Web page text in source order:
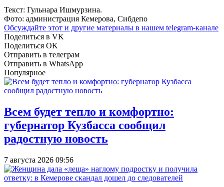
Текст: Гульнара Ишмурзина.
Фото: администрация Кемерова, Сибдепо
Обсуждайте этот и другие материалы в нашем telegram-канале
Поделиться в VK
Поделиться OK
Отправить в телеграм
Отправить в WhatsApp
Популярное
Всем будет тепло и комфортно:
губернатор Кузбасса сообщил
радостную новость
7 августа 2026 09:56